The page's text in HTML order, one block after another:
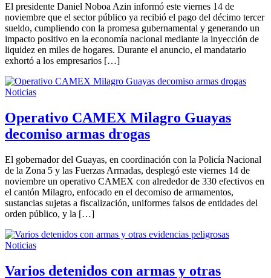
El presidente Daniel Noboa Azin informó este viernes 14 de
noviembre que el sector público ya recibió el pago del décimo tercer
sueldo, cumpliendo con la promesa gubernamental y generando un
impacto positivo en la economía nacional mediante la inyección de
liquidez en miles de hogares. Durante el anuncio, el mandatario
exhortó a los empresarios […]
Noticias
Operativo CAMEX Milagro Guayas
decomiso armas drogas
El gobernador del Guayas, en coordinación con la Policía Nacional
de la Zona 5 y las Fuerzas Armadas, desplegó este viernes 14 de
noviembre un operativo CAMEX con alrededor de 330 efectivos en
el cantón Milagro, enfocado en el decomiso de armamentos,
sustancias sujetas a fiscalización, uniformes falsos de entidades del
orden público, y la […]
Noticias
Varios detenidos con armas y otras